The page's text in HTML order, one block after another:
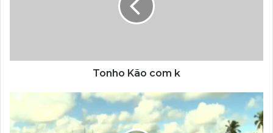
Tonho Kão com k